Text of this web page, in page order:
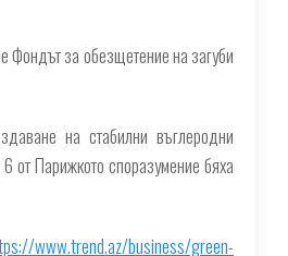
Фондът за обезщетение на загуби
на стабилни въглеродни
от Парижкото споразумение бяха
www.trend.az/business/green-